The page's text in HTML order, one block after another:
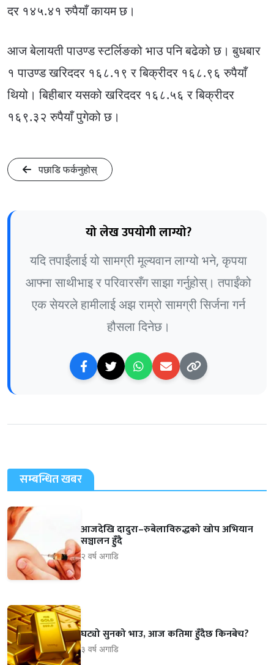
दर १४५.४१ रुपैयाँ कायम छ।
आज बेलायती पाउण्ड स्टर्लिङको भाउ पनि बढेको छ। बुधबार
१ पाउण्ड खरिददर १६८.१९ र बिक्रीदर १६८.९६ रुपैयाँ
थियो। बिहीबार यसको खरिददर १६८.५६ र बिक्रीदर
१६९.३२ रुपैयाँ पुगेको छ।
पछाडि फर्कनुहोस्
यो लेख उपयोगी लाग्यो?
यदि तपाईंलाई यो सामग्री मूल्यवान लाग्यो भने, कृपया
आफ्ना साथीभाइ र परिवारसँग साझा गर्नुहोस्। तपाईंको
एक सेयरले हामीलाई अझ राम्रो सामग्री सिर्जना गर्न
हौसला दिनेछ।
सम्बन्धित खबर
आजदेखि दादुरा–रुबेलाविरुद्धको खोप अभियान
सञ्चालन हुँदै
२ वर्ष अगाडि
घट्यो सुनको भाउ, आज कतिमा हुँदैछ किनबेच?
३ वर्ष अगाडि